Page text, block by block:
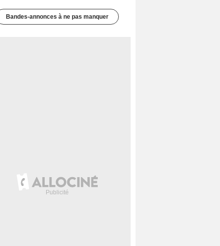
Bandes-annonces à ne pas manquer